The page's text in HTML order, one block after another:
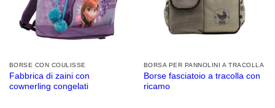
BORSE CON COULISSE
Fabbrica di zaini con
cownerling congelati
BORSA PER PANNOLINI A TRACOLLA
Borse fasciatoio a tracolla con
ricamo